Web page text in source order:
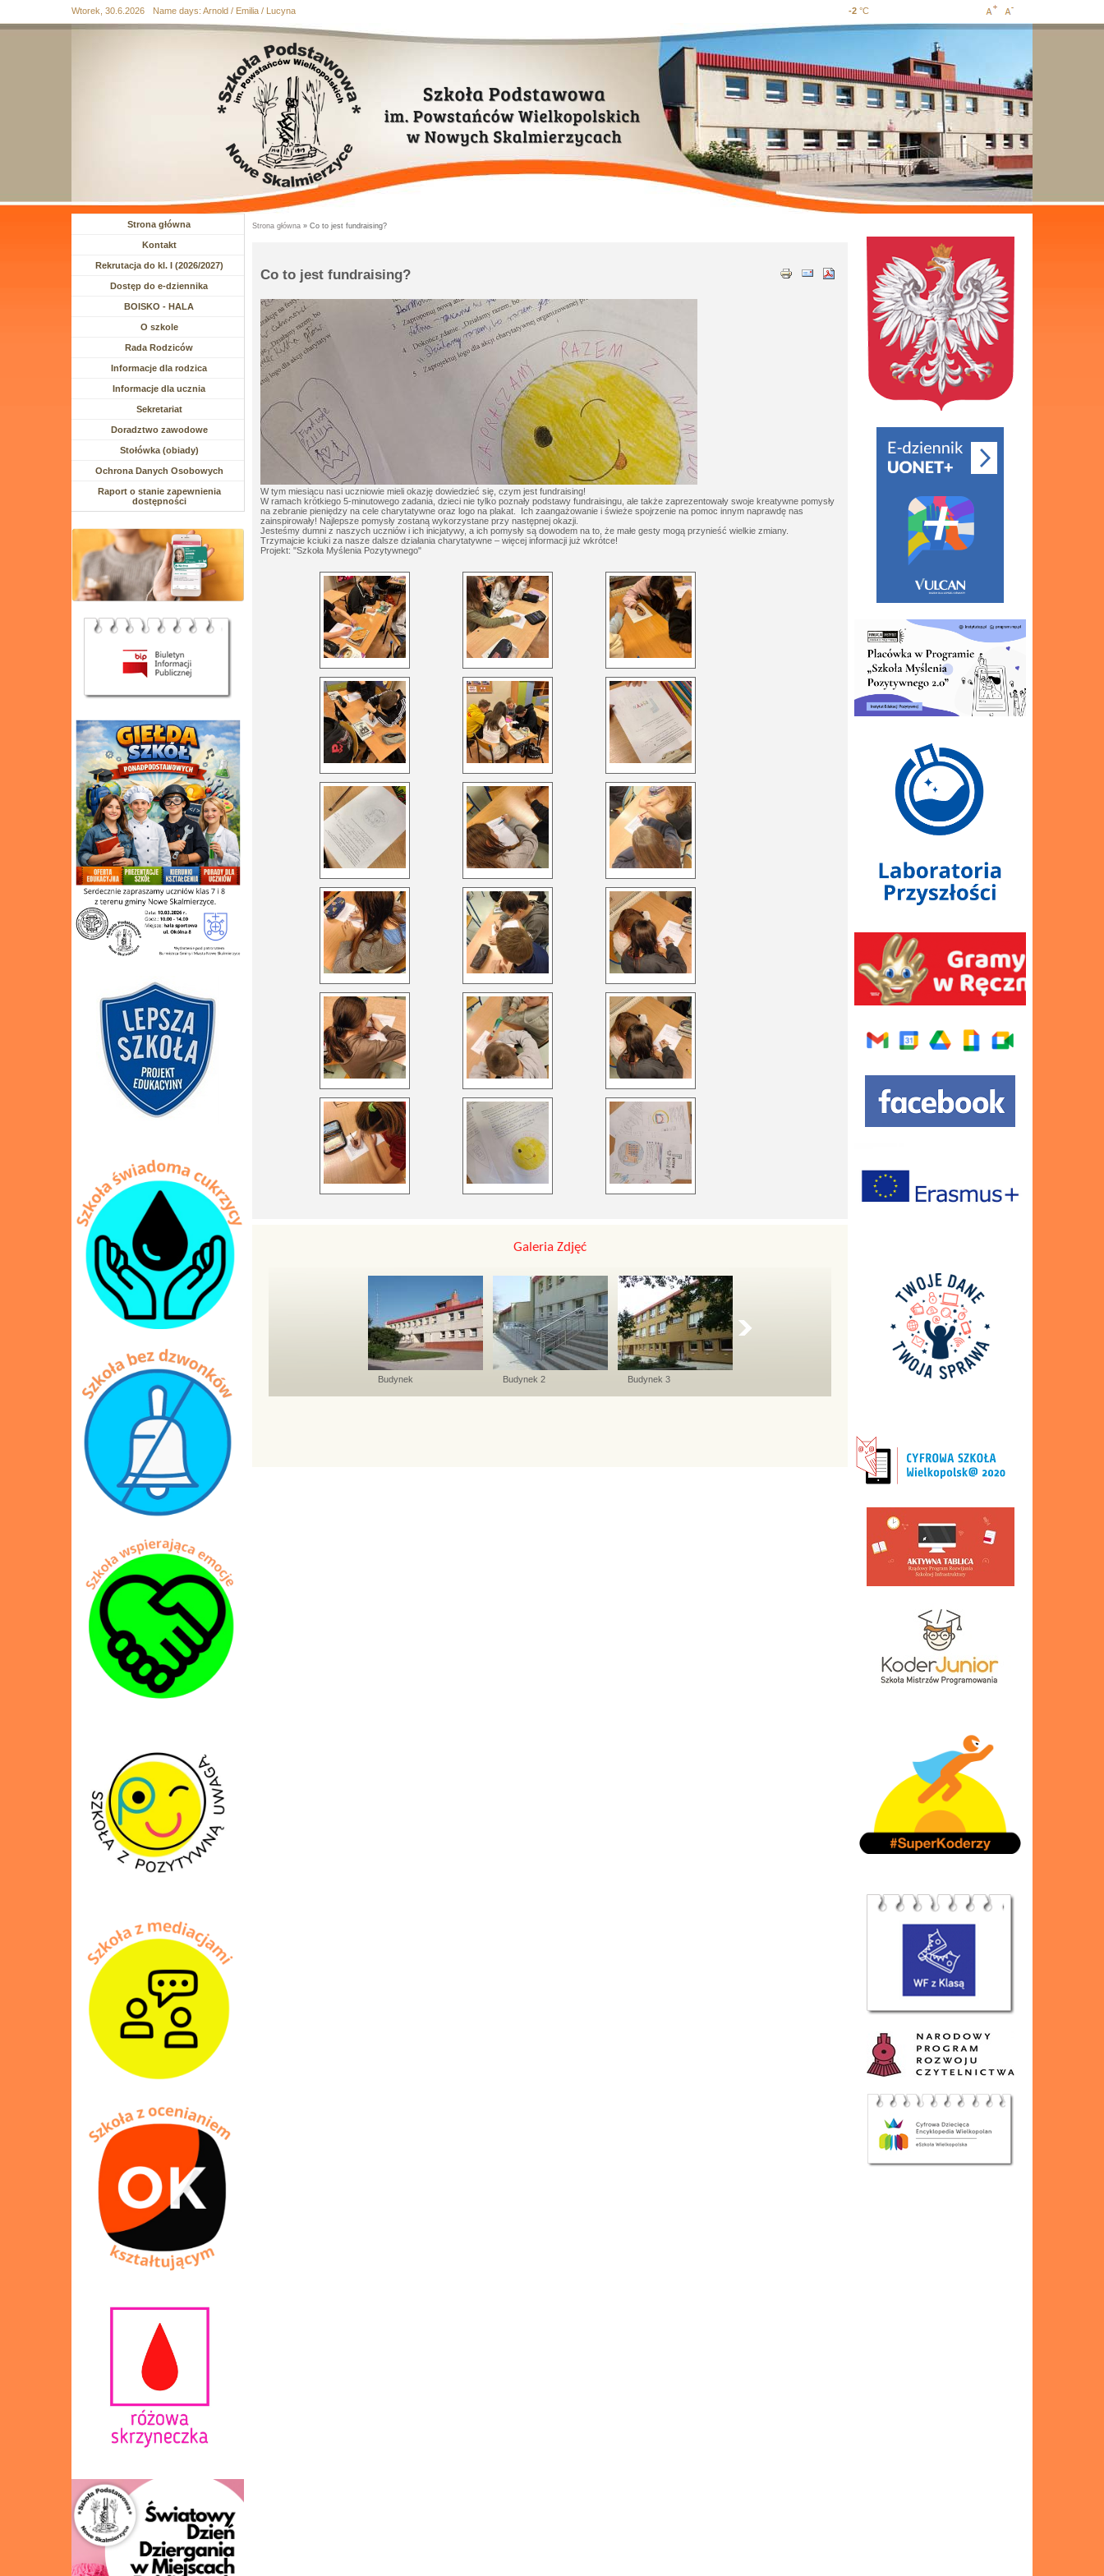
Przejdź
Przejdź do
Przejdź
Przejdź
Przejdź
Wtorek, 30.6.2026 Name days: Arnold / Emilia / Lucyna -2 °C IncreaseDecrease
Strona główna
Kontakt
Rekrutacja do kl. I (2026/2027)
Dostęp do e-dziennika
BOISKO - HALA
Rozwiń menu
O szkole
Rozwiń menu
Rada Rodziców
Rozwiń menu
Informacje dla rodzica
Rozwiń menu
Informacje dla ucznia
Sekretariat
Doradztwo zawodowe
Stołówka (obiady)
Ochrona Danych Osobowych
Raport o stanie zapewnienia
dostępności
Strona główna » Co to jest fundraising?
Co to jest fundraising?
W tym miesiącu nasi uczniowie mieli okazję dowiedzieć się, czym jest fundraising!
W ramach krótkiego 5-minutowego zadania, dzieci nie tylko poznały podstawy fundraisingu, ale także zaprezentowały swoje kreatywne pomysły
na zebranie pieniędzy na cele charytatywne oraz logo na plakat. Ich zaangażowanie i świeże spojrzenie na pomoc innym naprawdę nas
zainspirowały! Najlepsze pomysły zostaną wykorzystane przy następnej okazji.
Jesteśmy dumni z naszych uczniów i ich inicjatywy, a ich pomysły są dowodem na to, że małe gesty mogą przynieść wielkie zmiany.
Trzymajcie kciuki za nasze dalsze działania charytatywne – więcej informacji już wkrótce!
Projekt: "Szkoła Myślenia Pozytywnego"
Galeria Zdjęć
Budynek Budynek 2 Budynek 3